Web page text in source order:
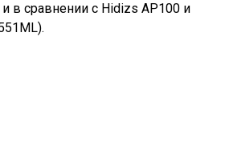
в сравнении с Hidizs AP100 и